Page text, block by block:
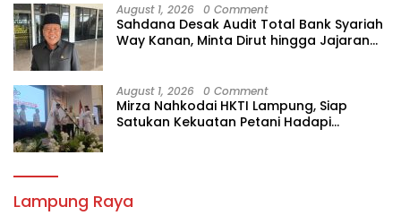
August 1, 2026 0 Comment
Sahdana Desak Audit Total Bank Syariah
Way Kanan, Minta Dirut hingga Jajaran
August 1, 2026 0 Comment
Mirza Nahkodai HKTI Lampung, Siap
Satukan Kekuatan Petani Hadapi
Lampung Raya